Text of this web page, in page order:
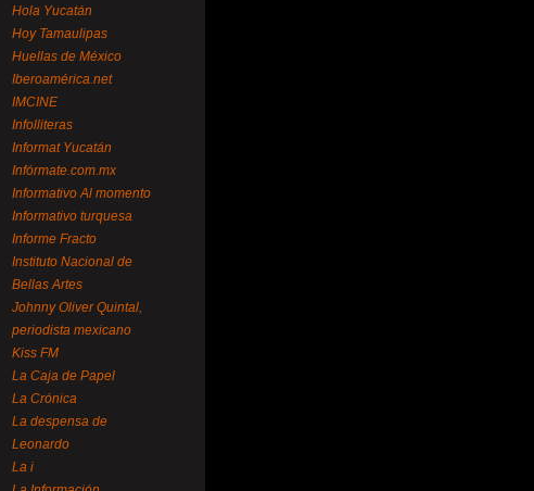
Hola Yucatán
Hoy Tamaulipas
Huellas de México
Iberoamérica.net
IMCINE
Infolliteras
Informat Yucatán
Infórmate.com.mx
Informativo Al momento
Informativo turquesa
Informe Fracto
Instituto Nacional de
Bellas Artes
Johnny Oliver Quintal,
periodista mexicano
Kiss FM
La Caja de Papel
La Crónica
La despensa de
Leonardo
La i